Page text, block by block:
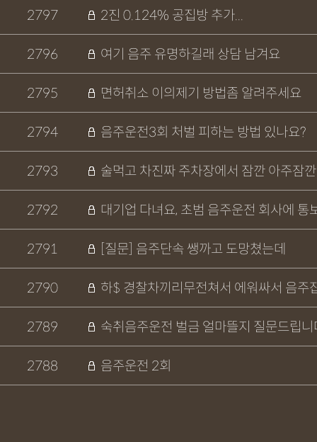
2797 2진 0.124% 공집방 추가...
2796 여기 음주 유명하길래 상담 남겨요
2795 면허취소 이의제기 방법좀 알려주세요
2794 음주운전3회 처벌 피하는 방법 있나요?
2793 술먹고 차진짜 주차장에서 잠깐 아주잠
2792 대기업 다녀요, 초범 음주운전 회사에 통
2791 [질문] 음주단속 쌩까고 도망쳤는데
2790 하$ 경찰차끼리무전쳐서 에워싸서 음주
2789 숙취음주운전 벌금 얼마뜰지 질문드립니
2788 음주운전 2회